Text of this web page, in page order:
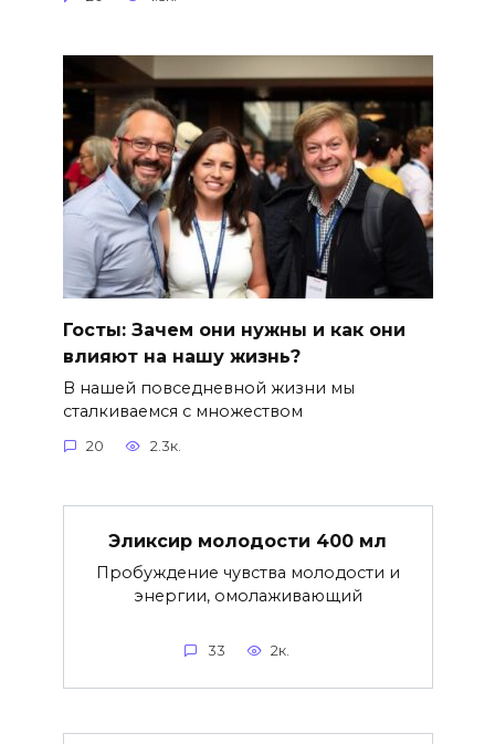
Госты: Зачем они нужны и как они
влияют на нашу жизнь?
В нашей повседневной жизни мы
сталкиваемся с множеством
20 2.3к.
Эликсир молодости 400 мл
Пробуждение чувства молодости и
энергии, омолаживающий
33 2к.